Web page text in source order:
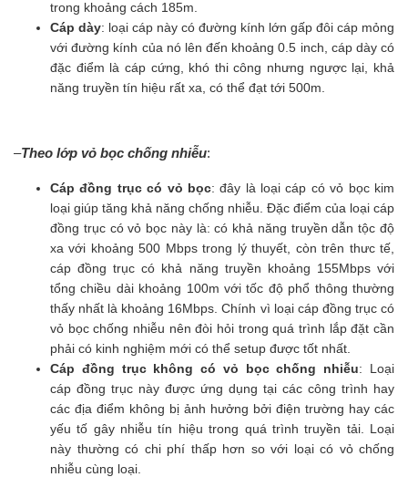
trong khoảng cách 185m.
Cáp dày: loại cáp này có đường kính lớn gấp đôi cáp mỏng
với đường kính của nó lên đến khoảng 0.5 inch, cáp dày có
đặc điểm là cáp cứng, khó thi công nhưng ngược lại, khả
năng truyền tín hiệu rất xa, có thể đạt tới 500m.
–Theo lớp vỏ bọc chống nhiễu:
Cáp đồng trục có vỏ bọc: đây là loại cáp có vỏ bọc kim
loại giúp tăng khả năng chống nhiễu. Đặc điểm của loại cáp
đồng trục có vỏ bọc này là: có khả năng truyền dẫn tộc độ
xa với khoảng 500 Mbps trong lý thuyết, còn trên thưc tế,
cáp đồng trục có khả năng truyền khoảng 155Mbps với
tổng chiều dài khoảng 100m với tốc độ phổ thông thường
thấy nhất là khoảng 16Mbps. Chính vì loại cáp đồng trục có
vỏ bọc chống nhiễu nên đòi hỏi trong quá trình lắp đặt cần
phải có kinh nghiệm mới có thể setup được tốt nhất.
Cáp đồng trục không có vỏ bọc chống nhiễu: Loại
cáp đồng trục này được ứng dụng tại các công trình hay
các địa điểm không bị ảnh hưởng bởi điện trường hay các
yếu tố gây nhiễu tín hiệu trong quá trình truyền tải. Loại
này thường có chi phí thấp hơn so với loại có vỏ chống
nhiễu cùng loại.